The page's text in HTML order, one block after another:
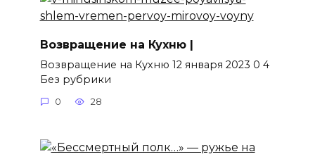
Возвращение на Кухню |
Возвращение на Кухню 12 января 2023 0 4
Без рубрики
0 28